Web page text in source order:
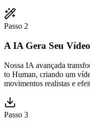
Passo 2
A IA Gera Seu Vídeo
Nossa IA avançada
to Human, criando um
movimentos realistas e
Passo 3